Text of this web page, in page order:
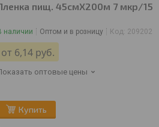
пищ. 45смХ200м 7 мкр/15
наличии Оптом и в розницу Код: 209202
от 6,14 руб.
оптовые цены
Купить